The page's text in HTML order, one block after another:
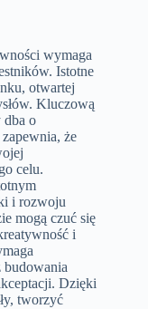
wymaga
Istotne
otwartej
Kluczową
dba o
że
celu.
i rozwoju
mogą czuć się
i
budowania
Dzięki
tworzyć